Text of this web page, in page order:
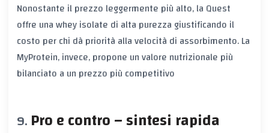
Nonostante il prezzo leggermente più alto, la Quest
offre unawhey isolate di alta purezza giustificando il
costo per chi dà priorità alla velocità di assorbimento. La
MyProtein, invece, propone un valore nutrizionale più
bilanciato a un prezzo più competitivo
Pro e contro – sintesi rapida